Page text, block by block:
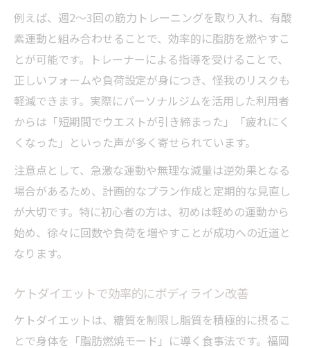
例えば、週2～3回の筋力トレーニングを取り入れ、有酸
素運動と組み合わせることで、効率的に脂肪を燃やすこ
とが可能です。トレーナーによる指導を受けることで、
正しいフォームや負荷設定が身につき、怪我のリスクも
軽減できます。実際にパーソナルジムを活用した利用者
からは「短期間でウエストが引き締まった」「疲れにく
くなった」といった声が多く寄せられています。
注意点として、急激な運動や無理な減量は逆効果となる
場合があるため、計画的なプラン作成と定期的な見直し
が大切です。特に初心者の方は、初めは軽めの運動から
始め、徐々に回数や負荷を増やすことが成功への近道と
なります。
ケトダイエットで効率的にボディライン改善
ケトダイエットは、糖質を制限し脂質を積極的に摂るこ
とで身体を「脂肪燃焼モード」に導く食事法です。福岡